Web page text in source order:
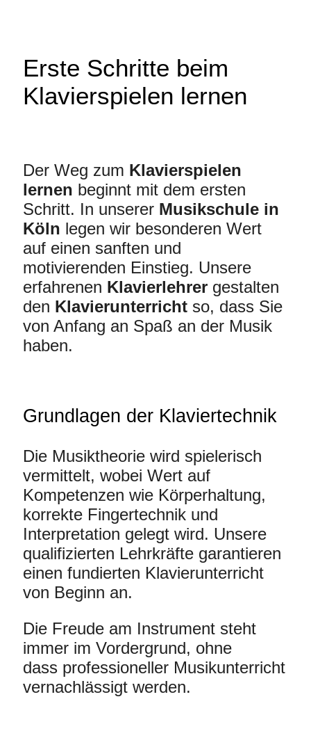
Erste Schritte beim
Klavierspielen lernen
Der Weg zum Klavierspielen
lernen beginnt mit dem ersten
Schritt. In unserer Musikschule in
Köln legen wir besonderen Wert
auf einen sanften und
motivierenden Einstieg. Unsere
erfahrenen Klavierlehrer gestalten
den Klavierunterricht so, dass Sie
von Anfang an Spaß an der Musik
haben.
Grundlagen der Klaviertechnik
Die Musiktheorie wird spielerisch
vermittelt, wobei Wert auf
Kompetenzen wie Körperhaltung,
korrekte Fingertechnik und
Interpretation gelegt wird. Unsere
qualifizierten Lehrkräfte garantieren
einen fundierten Klavierunterricht
von Beginn an.
Die Freude am Instrument steht
immer im Vordergrund, ohne
dass professioneller Musikunterricht
vernachlässigt werden.